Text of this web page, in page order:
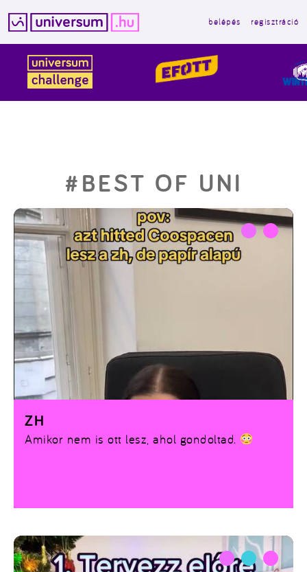
tartalomba
belépés regisztráció
#BEST OF UNI
Amikor nem is ott lesz, ahol gondoltad.
ZH